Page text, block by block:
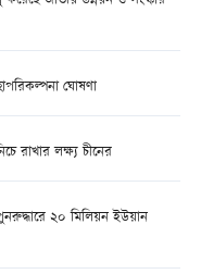
ঘোষণা
রাখার লক্ষ্য চীনের
২০ মিলিয়ন ইউয়ান